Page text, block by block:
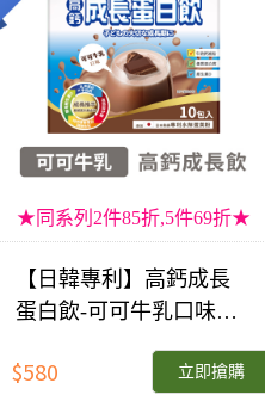
★同系列2件85折,5件69折★
【日韓專利】高鈣成長
蛋白飲-可可牛乳口味
$580 立即搶購